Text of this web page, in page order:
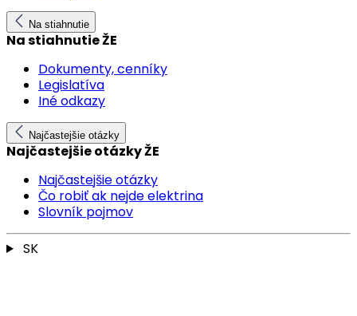
Na stiahnutie
Na stiahnutie ŽE
Dokumenty, cenníky
Legislatíva
Iné odkazy
Najčastejšie otázky
Najčastejšie otázky ŽE
Najčastejšie otázky
Čo robiť ak nejde elektrina
Slovník pojmov
SK